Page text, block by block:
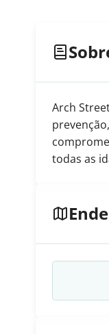
Arch
todas as